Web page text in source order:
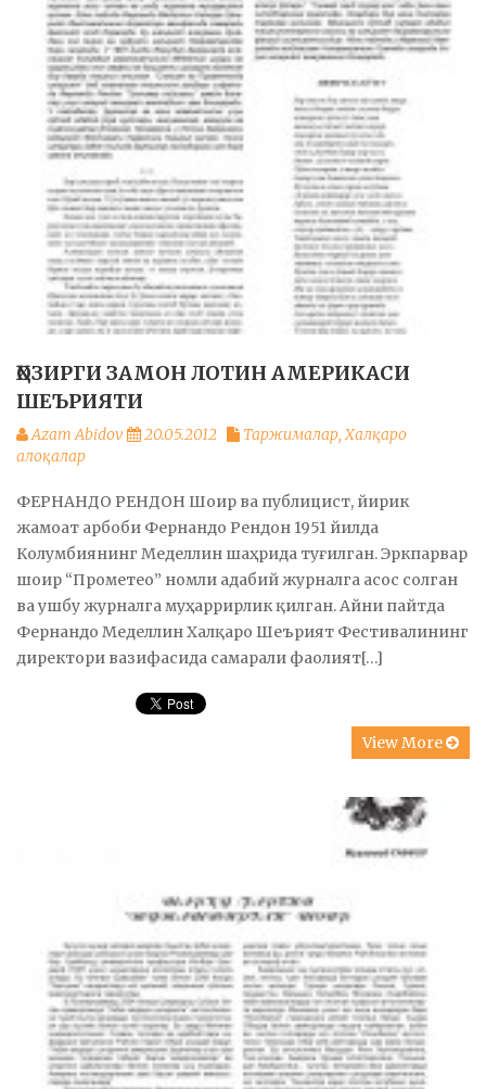
ҲОЗИРГИ ЗАМОН ЛОТИН АМЕРИКАСИ
ШЕЪРИЯТИ
Azam Abidov 20.05.2012 Таржималар,Халқаро
алоқалар
ФЕРНАНДО РЕНДОН Шоир ва публицист, йирик
жамоат арбоби Фернандо Рендон 1951 йилда
Колумбиянинг Меделлин шаҳрида туғилган. Эркпарвар
шоир “Прометео” номли адабий журналга асос солган
ва ушбу журналга муҳаррирлик қилган. Айни пайтда
Фернандо Меделлин Халқаро Шеърият Фестивалининг
директори вазифасида самарали фаолият[…]
View More